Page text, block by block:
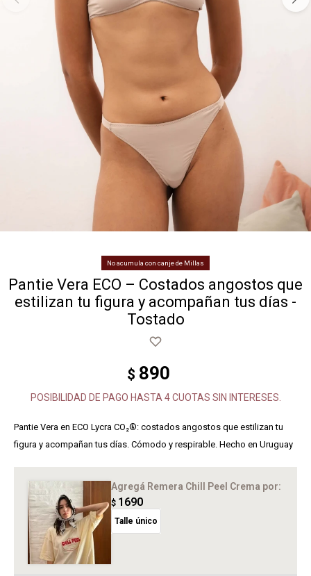
No acumula con canje de Millas
Pantie Vera ECO – Costados angostos que
estilizan tu figura y acompañan tus días -
Tostado
$ 890
POSIBILIDAD DE PAGO HASTA 4 CUOTAS SIN INTERESES.
Pantie Vera en ECO Lycra CO₂®: costados angostos que estilizan tu
figura y acompañan tus días. Cómodo y respirable. Hecho en Uruguay
Agregá Remera Chill Peel Crema por:
$ 1690
Talle único